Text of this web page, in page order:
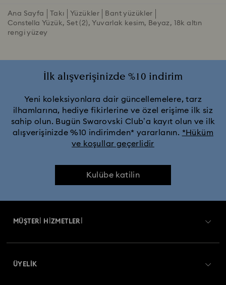
Ana Sayfa Takı Yüzükler
Bant yüzükler
Constella Yüzük, Set (2), Yuvarlak kesim, Beyaz, 18k altın
rengi yüzey
İlk alışverişinizde %10 indirim
Yeni koleksiyonlara dair güncellemelere, tarz
ilhamlarına, hediye fikirlerine ve özel erişime ilk siz
sahip olun. Bugün Swarovski Club’a kayıt olun ve ilk
alışverişinizde %10 indirimden* yararlanın. *Hüküm
ve koşullar geçerlidir
Kulübe katilin
MÜŞTERİ HİZMETLERİ
ÜYELIK